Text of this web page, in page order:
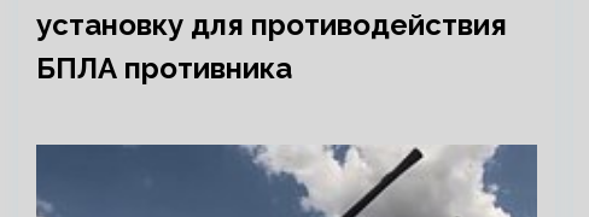
установку для противодействия
БПЛА противника